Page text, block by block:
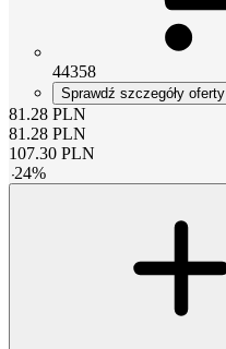
44358
Sprawdź szczegóły oferty
81.28 PLN
81.28 PLN
107.30 PLN
-24%